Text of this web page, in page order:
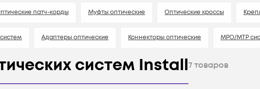
Техническая
патч-корды Муфты оптические Оптические кроссы
Адаптеры оптические Коннекторы оптические MPO/MTP
систем Install7товаров